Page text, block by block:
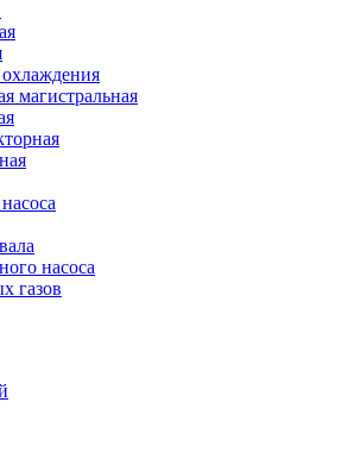
магистральная
насоса
газов